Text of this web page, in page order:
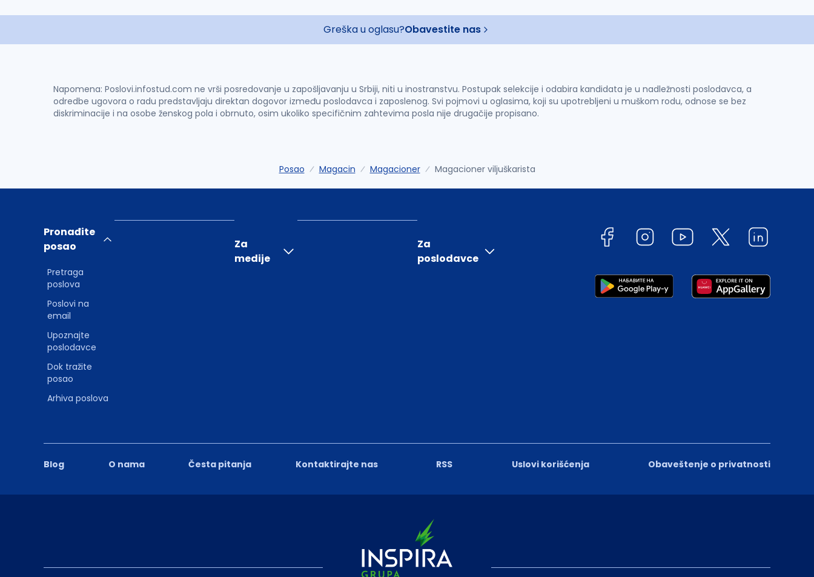
Greška u oglasu?Obavestite nas
Napomena: Poslovi.infostud.com ne vrši posredovanje u zapošljavanju u Srbiji, niti u inostranstvu. Postupak selekcije i odabira kandidata je u nadležnosti poslodavca, a
odredbe ugovora o radu predstavljaju direktan dogovor između poslodavca i zaposlenog. Svi pojmovi u oglasima, koji su upotrebljeni u muškom rodu, odnose se bez
diskriminacije i na osobe ženskog pola i obrnuto, osim ukoliko specifičnim zahtevima posla nije drugačije propisano.
Posao Magacin Magacioner Magacioner viljuškarista
Blog O nama Česta pitanja Kontaktirajte nas RSS Uslovi korišćenja Obaveštenje o privatnosti
Pronađite
posao
Pretraga
poslova
Poslovi na
email
Upoznajte
poslodavce
Dok tražite
posao
Arhiva poslova
Za
medije
Za
poslodavce